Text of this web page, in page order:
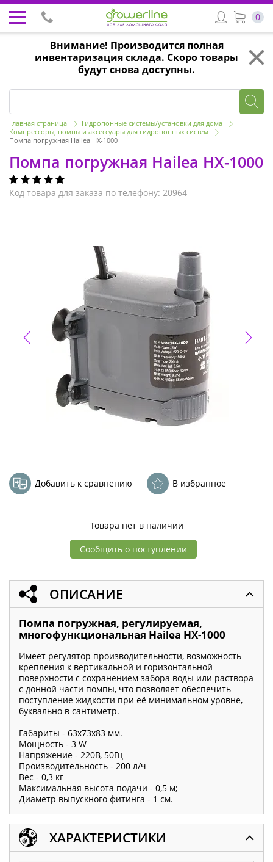
Внимание! Производится полная
инвентаризация склада. Скоро товары
будут снова доступны.
0
Главная страница
Гидропонные системы/установки для дома
Компрессоры, помпы и аксессуары для гидропонных систем
Помпа погружная Hailea HX-1000
Помпа погружная Hailea HX-1000
Код товара для заказа по телефону: 20964
Добавить к сравнению В избранное
Товара нет в наличии
Сообщить о поступлении
ОПИСАНИЕ
Помпа погружная, регулируемая,
многофункциональная Hailea HX-1000
Имеет регулятор производительности, возможность
крепления к вертикальной и горизонтальной
поверхности с сохранением забора воды или раствора
с донной части помпы, что позволяет обеспечить
поступление жидкости при её минимальном уровне,
буквально в сантиметр.
Габариты - 63х73х83 мм.
Мощность - 3 W
Напряжение - 220В, 50Гц
Производительность - 200 л/ч
Вес - 0,3 кг
Максимальная высота подачи - 0,5 м;
Диаметр выпускного фитинга - 1 см.
ХАРАКТЕРИСТИКИ